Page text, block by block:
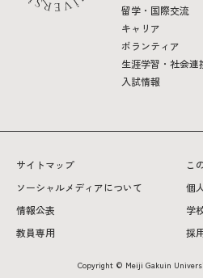
留学・国際交流
キャリア
ボランティア
生涯学習・社会連
入試情報
サイトマップ
こ
ソーシャルメディアについて
個
情報公表
学
教員専用
採
Copyright © Meiji Gakuin